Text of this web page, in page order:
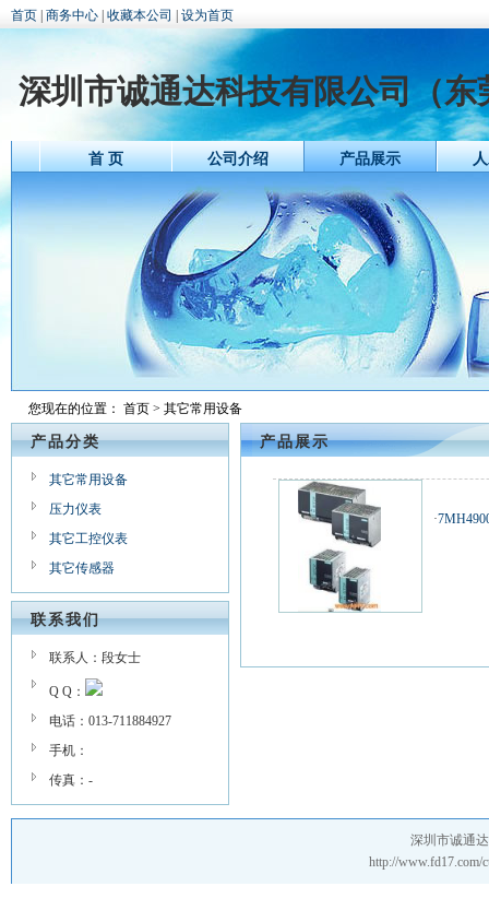
首页 商务中心 收藏本公司 设为首页
深圳市诚通达科技有限公司（东
首 页 公司介绍 产品展示
您现在的位置： 首页 > 其它常用设备
产品分类
其它常用设备
压力仪表
其它工控仪表
其它传感器
联系我们
联系人：段女士
Q Q：
电话：013-711884927
手机：
传真：-
产品展示
·
深圳市诚通
http://www.fd17.com/